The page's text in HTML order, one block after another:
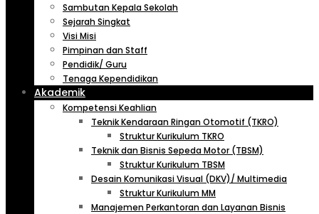
Sambutan Kepala Sekolah
Sejarah Singkat
Visi Misi
Pimpinan dan Staff
Pendidik/ Guru
Tenaga Kependidikan
Akademik
Kompetensi Keahlian
Teknik Kendaraan Ringan Otomotif (TKRO)
Struktur Kurikulum TKRO
Teknik dan Bisnis Sepeda Motor (TBSM)
Struktur Kurikulum TBSM
Desain Komunikasi Visual (DKV)/ Multimedia
Struktur Kurikulum MM
Manajemen Perkantoran dan Layanan Bisnis